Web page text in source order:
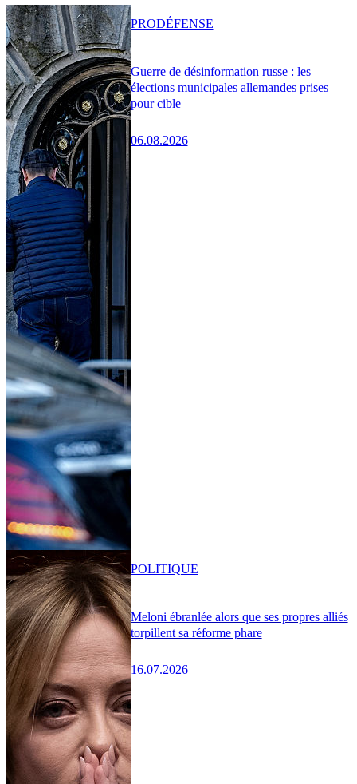
Guerre de désinformation russe : les
élections municipales allemandes prises
pour cible
06.08.2026
PRODÉFENSE
Meloni ébranlée alors que ses propres alliés
torpillent sa réforme phare
16.07.2026
POLITIQUE